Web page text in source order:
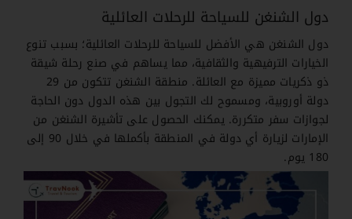
دول الشنغن للسياحة للرحلات العائلية
دول الشنغن هي الأفضل للسياحة للرحلات العائلية؛ بسبب تنوع
الخيارات الترفيهية والثقافية، مما يساهم في صنع رحلة شيقة
ذو ذكريات مميزة مع العائلة. منطقة الشنغن تتكون من 29
دولة أوروبية، ومسموح لك التجول بين هذه الدول دون الحاجة
لجوازات سفر متكررة. يمكنك الحصول على تأشيرة الشنغن من
الإمارات لزيارة أي دولة في المنطقة بأكملها في خلال 90 إلى
180 يوم.